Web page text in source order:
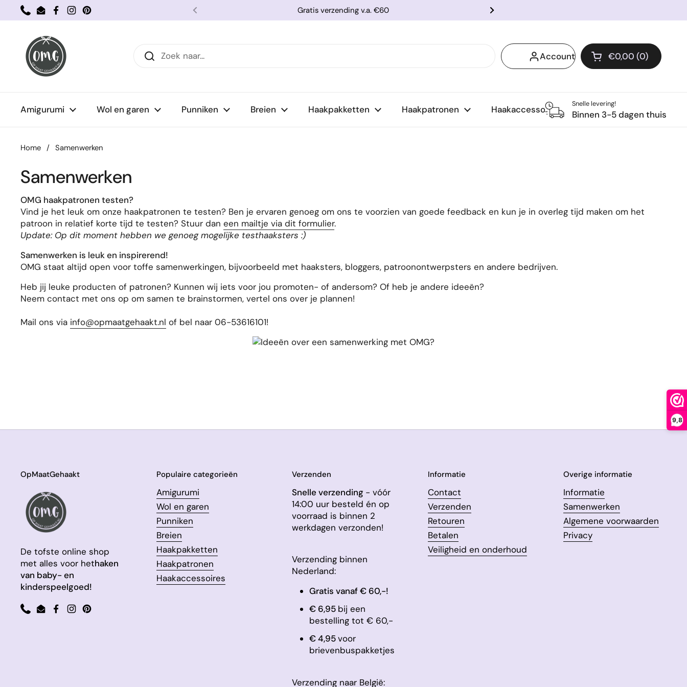
9,8
Ga naar content
PhoneEmailFacebook
Instagram
Pinterest Vorige Gratis verzending v.a. €60 Volgende
Account Winkelwagentje
Winkelmand Totaal:
€0,00 0
producten in je
Amigurumi Wol en garen Punniken Breien Haakpakketten Haakpatronen Haakaccessoires
Snelle levering!
Binnen 3-5 dagen thuis
Home / Samenwerken
Samenwerken
OMG haakpatronen testen?
Vind je het leuk om onze haakpatronen te testen? Ben je ervaren genoeg om ons te voorzien van goede feedback en kun je in overleg tijd maken om het
patroon in relatief korte tijd te testen? Stuur dan een mailtje via dit formulier.
Update: Op dit moment hebben we genoeg mogelijke testhaaksters :)
Samenwerken is leuk en inspirerend!
OMG staat altijd open voor toffe samenwerkingen, bijvoorbeeld met haaksters, bloggers, patroonontwerpsters en andere bedrijven.
Heb jij leuke producten of patronen? Kunnen wij iets voor jou promoten- of andersom? Of heb je andere ideeën?
Neem contact met ons op om samen te brainstormen, vertel ons over je plannen!
Mail ons via info@opmaatgehaakt.nl of bel naar 06-53616101!
OpMaatGehaakt
De tofste online shop
met alles voor hethaken
van baby- en
kinderspeelgoed!
PhoneEmailFacebook
Instagram
Pinterest
Populaire categorieën
Amigurumi
Wol en garen
Punniken
Breien
Haakpakketten
Haakpatronen
Haakaccessoires
Verzenden
Snelle verzending - vóór
14:00 uur besteld én op
voorraad is binnen 2
werkdagen verzonden!
Verzending binnen
Nederland:
Gratis vanaf € 60,-!
€ 6,95 bij een
bestelling tot € 60,-
​€ 4,95voor
brievenbuspakketjes
Verzending naar België:
Informatie
Contact
Verzenden
Retouren
Betalen
Veiligheid en onderhoud
Overige informatie
Informatie
Samenwerken
Algemene voorwaarden
Privacy